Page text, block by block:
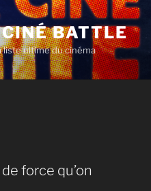
BATTLE
liste ultime du cinéma
force qu’on